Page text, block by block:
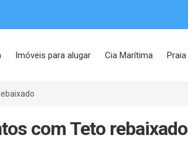
Imóveis para alugar Cia Marítima
com Teto